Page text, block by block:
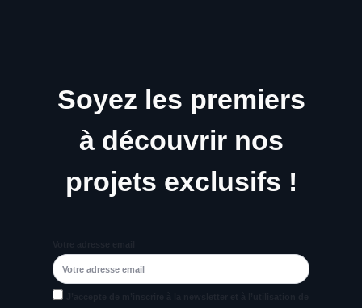
Soyez les premiers
à découvrir nos
projets exclusifs !